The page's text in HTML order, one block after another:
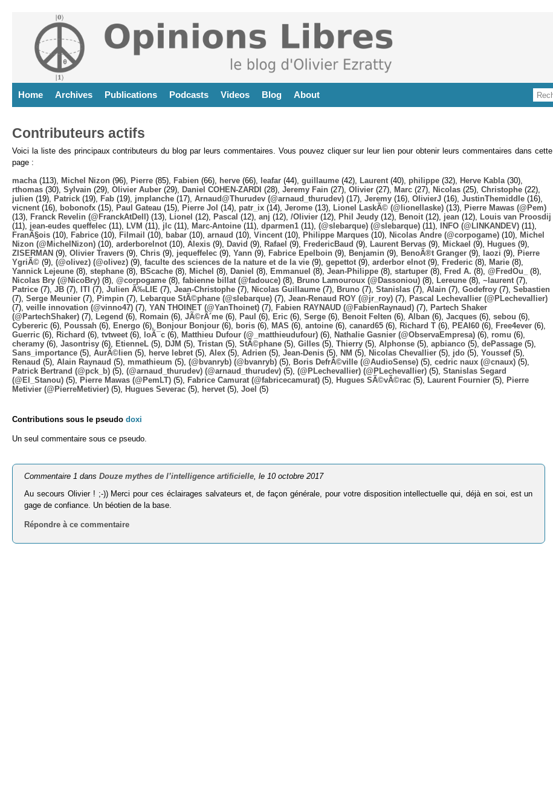
Home Archives Publications Podcasts Videos Blog About
Contributeurs actifs
Voici la liste des principaux contributeurs du blog par leurs commentaires. Vous pouvez cliquer sur leur lien pour obtenir leurs commentaires dans cette
page :
macha (113), Michel Nizon (96), Pierre (85), Fabien (66), herve (66), leafar (44), guillaume (42), Laurent (40), philippe (32), Herve Kabla (30),
rthomas (30), Sylvain (29), Olivier Auber (29), Daniel COHEN-ZARDI (28), Jeremy Fain (27), Olivier (27), Marc (27), Nicolas (25), Christophe (22),
julien (19), Patrick (19), Fab (19), jmplanche (17), Arnaud@Thurudev (@arnaud_thurudev) (17), Jeremy (16), OlivierJ (16), JustinThemiddle (16),
vicnent (16), bobonofx (15), Paul Gateau (15), Pierre Jol (14), patr_ix (14), Jerome (13), Lionel LaskÃ© (@lionellaske) (13),
Pierre Mawas (@Pem)
(13),
Franck Revelin (@FranckAtDell) (13), Lionel (12), Pascal (12), anj (12), /Olivier (12), Phil Jeudy (12), Benoit (12), jean (12),
Louis van Proosdij
(11), jean-eudes queffelec (11), LVM (11), jlc (11), Marc-Antoine (11), dparmen1 (11), (@slebarque) (@slebarque) (11), INFO (@LINKANDEV) (11),
FranÃ§ois (10), Fabrice (10), Filmail (10), babar (10), arnaud (10), Vincent (10), Philippe Marques (10), Nicolas Andre (@corpogame) (10),
Michel
Nizon (@MichelNizon) (10), arderborelnot (10), Alexis (9), David (9), Rafael (9), FredericBaud (9), Laurent Bervas (9), Mickael (9), Hugues (9),
ZISERMAN (9), Olivier Travers (9), Chris (9), jequeffelec (9), Yann (9), Fabrice Epelboin (9), Benjamin (9), BenoÃ®t Granger (9), laozi (9),
Pierre
YgriÃ© (9), (@olivez) (@olivez) (9), faculte des sciences de la nature et de la vie (9), gepettot (9), arderbor elnot (9), Frederic (8), Marie (8),
Yannick Lejeune (8), stephane (8), BScache (8), Michel (8), Daniel (8), Emmanuel (8), Jean-Philippe (8), startuper (8), Fred A. (8), @FredOu_
(8),
Nicolas Bry (@NicoBry) (8), @corpogame (8), fabienne billat (@fadouce) (8), Bruno Lamouroux (@Dassoniou) (8), Lereune (8), ~laurent (7),
Patrice (7), JB (7), ITI (7), Julien Ã‰LIE (7), Jean-Christophe (7), Nicolas Guillaume (7), Bruno (7), Stanislas (7), Alain (7), Godefroy (7), Sebastien
(7), Serge Meunier (7), Pimpin (7), Lebarque StÃ©phane (@slebarque) (7), Jean-Renaud ROY (@jr_roy) (7),
Pascal Lechevallier (@PLechevallier)
(7), veille innovation (@vinno47) (7), YAN THOINET (@YanThoinet) (7), Fabien RAYNAUD (@FabienRaynaud) (7),
Partech Shaker
(@PartechShaker) (7), Legend (6), Romain (6), JÃ©rÃ´me (6), Paul (6), Eric (6), Serge (6), Benoit Felten (6), Alban (6), Jacques (6), sebou (6),
Cybereric (6), Poussah (6), Energo (6), Bonjour Bonjour (6), boris (6), MAS (6), antoine (6), canard65 (6), Richard T (6), PEAI60 (6), Free4ever (6),
Guerric (6), Richard (6), tvtweet (6), loÃ¯c (6), Matthieu Dufour (@_matthieudufour) (6), Nathalie Gasnier (@ObservaEmpresa) (6), romu (6),
cheramy (6), Jasontrisy (6), EtienneL (5), DJM (5), Tristan (5), StÃ©phane (5), Gilles (5), Thierry (5), Alphonse (5), apbianco (5), dePassage (5),
Sans_importance (5), AurÃ©lien (5), herve lebret (5), Alex (5), Adrien (5), Jean-Denis (5), NM (5), Nicolas Chevallier (5), jdo (5), Youssef(5),
Renaud (5), Alain Raynaud (5), mmathieum (5), (@bvanryb) (@bvanryb) (5), Boris DefrÃ©ville (@AudioSense) (5), cedric naux (@cnaux) (5),
Patrick Bertrand (@pck_b) (5), (@arnaud_thurudev) (@arnaud_thurudev) (5), (@PLechevallier) (@PLechevallier) (5), Stanislas Segard
(@El_Stanou) (5), Pierre Mawas (@PemLT) (5), Fabrice Camurat (@fabricecamurat) (5), Hugues SÃ©vÃ©rac (5), Laurent Fournier (5),
Pierre
Metivier (@PierreMetivier) (5), Hugues Severac (5), hervet (5), Joel (5)
Contributions sous le pseudo doxi
Un seul commentaire sous ce pseudo.
Commentaire 1 dansDouze mythes de l’intelligence artificielle , le 10 octobre 2017
Au secours Olivier ! ;-)) Merci pour ces éclairages salvateurs et, de façon générale, pour votre disposition intellectuelle qui, déjà en soi, est un
gage de confiance. Un béotien de la base.
Répondre à ce commentaire